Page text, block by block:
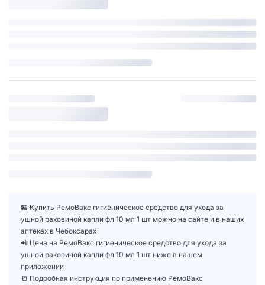
🏪 Купить РемоВакс гигиеническое средство для ухода за
ушной раковиной капли фл 10 мл 1 шт можно на сайте и в наших
аптеках в Чебоксарах
📲 Цена на РемоВакс гигиеническое средство для ухода за
ушной раковиной капли фл 10 мл 1 шт ниже в нашем
приложении
📒 Подробная инструкция по применению РемоВакс